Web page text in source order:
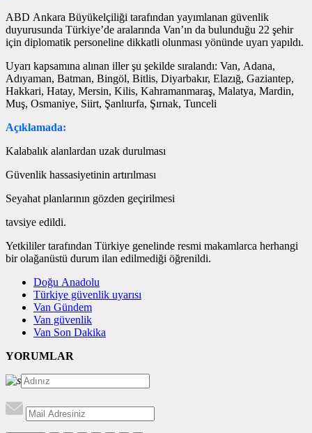
ABD Ankara Büyükelçiliği tarafından yayımlanan güvenlik
duyurusunda Türkiye’de aralarında Van’ın da bulunduğu 22 şehir
için diplomatik personeline dikkatli olunması yönünde uyarı yapıldı.
Uyarı kapsamına alınan iller şu şekilde sıralandı: Van, Adana,
Adıyaman, Batman, Bingöl, Bitlis, Diyarbakır, Elazığ, Gaziantep,
Hakkari, Hatay, Mersin, Kilis, Kahramanmaraş, Malatya, Mardin,
Muş, Osmaniye, Siirt, Şanlıurfa, Şırnak, Tunceli
Açıklamada:
Kalabalık alanlardan uzak durulması
Güvenlik hassasiyetinin artırılması
Seyahat planlarının gözden geçirilmesi
tavsiye edildi.
Yetkililer tarafından Türkiye genelinde resmi makamlarca herhangi
bir olağanüstü durum ilan edilmediği öğrenildi.
Doğu Anadolu
Türkiye güvenlik uyarısı
Van Gündem
Van güvenlik
Van Son Dakika
YORUMLAR